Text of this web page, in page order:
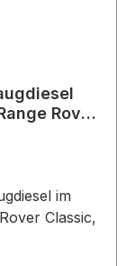
Rover
im
Classic,